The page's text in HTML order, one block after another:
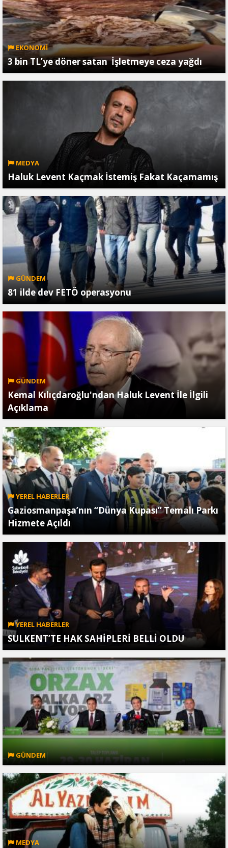
EKONOMİ
3 bin TL’ye döner satan İşletmeye ceza yağdı
MEDYA
Haluk Levent Kaçmak İstemiş Fakat Kaçamamış
GÜNDEM
81 ilde dev FETÖ operasyonu
GÜNDEM
Kemal Kılıçdaroğlu'ndan Haluk Levent İle İlgili
Açıklama
YEREL HABERLER
Gaziosmanpaşa’nın “Dünya Kupası” Temalı Parkı
Hizmete Açıldı
YEREL HABERLER
SULKENT’TE HAK SAHİPLERİ BELLİ OLDU
GÜNDEM
MEDYA